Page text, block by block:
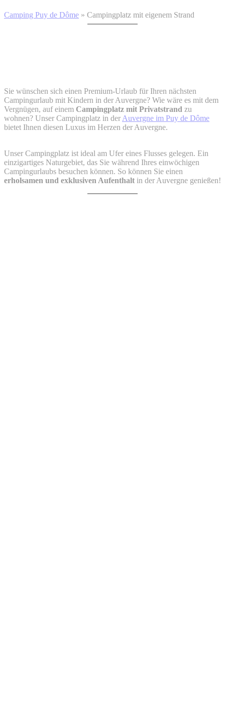
Camping Puy de Dôme » Campingplatz mit eigenem Strand
Sie wünschen sich einen Premium-Urlaub für Ihren nächsten
Campingurlaub mit Kindern in der Auvergne? Wie wäre es mit dem
Vergnügen, auf einem Campingplatz mit Privatstrand zu
wohnen? Unser Campingplatz in der Auvergne im Puy de Dôme
bietet Ihnen diesen Luxus im Herzen der Auvergne.
Unser Campingplatz ist ideal am Ufer eines Flusses gelegen. Ein
einzigartiges Naturgebiet, das Sie während Ihres einwöchigen
Campingurlaubs besuchen können. So können Sie einen
erholsamen und exklusiven Aufenthalt in der Auvergne genießen!